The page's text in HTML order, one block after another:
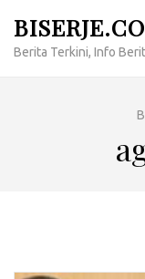
konten
Berita Terkini, Info